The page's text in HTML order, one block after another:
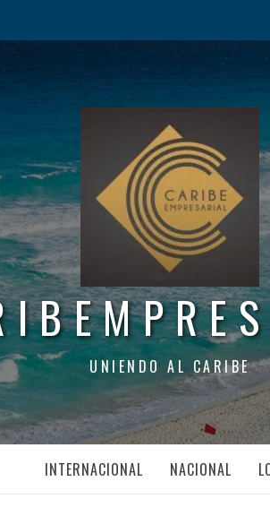
UNIENDO AL CARIBE
INTERNACIONAL NACIONAL